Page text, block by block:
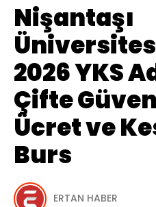
Nişantaşı
2026 YKS
Çifte
Ücret ve
Burs
ERTAN HABER